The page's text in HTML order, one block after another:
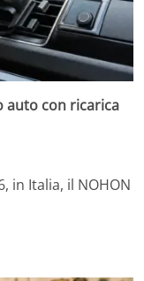
auto con ricarica
in Italia, il NOHON